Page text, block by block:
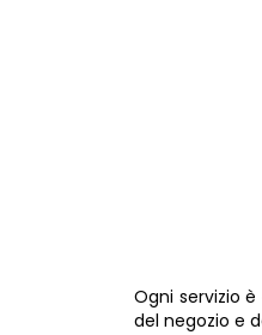
Ogni servizio
del negozio e